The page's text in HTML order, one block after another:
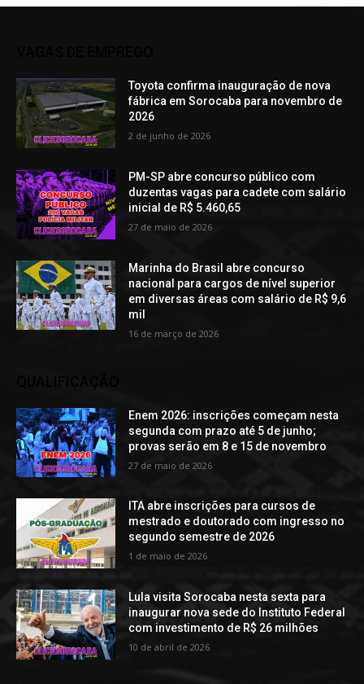
Toyota confirma inauguração de nova
fábrica em Sorocaba para novembro de
2026
2 de junho de 2026
PM-SP abre concurso público com
duzentas vagas para cadete com salário
inicial de R$ 5.460,65
27 de maio de 2026
Marinha do Brasil abre concurso
nacional para cargos de nível superior
em diversas áreas com salário de R$ 9,6
mil
16 de março de 2026
Enem 2026: inscrições começam nesta
segunda com prazo até 5 de junho;
provas serão em 8 e 15 de novembro
27 de maio de 2026
ITA abre inscrições para cursos de
mestrado e doutorado com ingresso no
segundo semestre de 2026
1 de maio de 2026
Lula visita Sorocaba nesta sexta para
inaugurar nova sede do Instituto Federal
com investimento de R$ 26 milhões
10 de abril de 2026